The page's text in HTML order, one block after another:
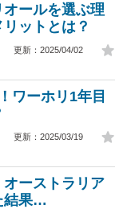
オールを選ぶ理
ットとは？
更新：2025/04/02
ワーホリ1年目
更新：2025/03/19
ーストラリア
結果…